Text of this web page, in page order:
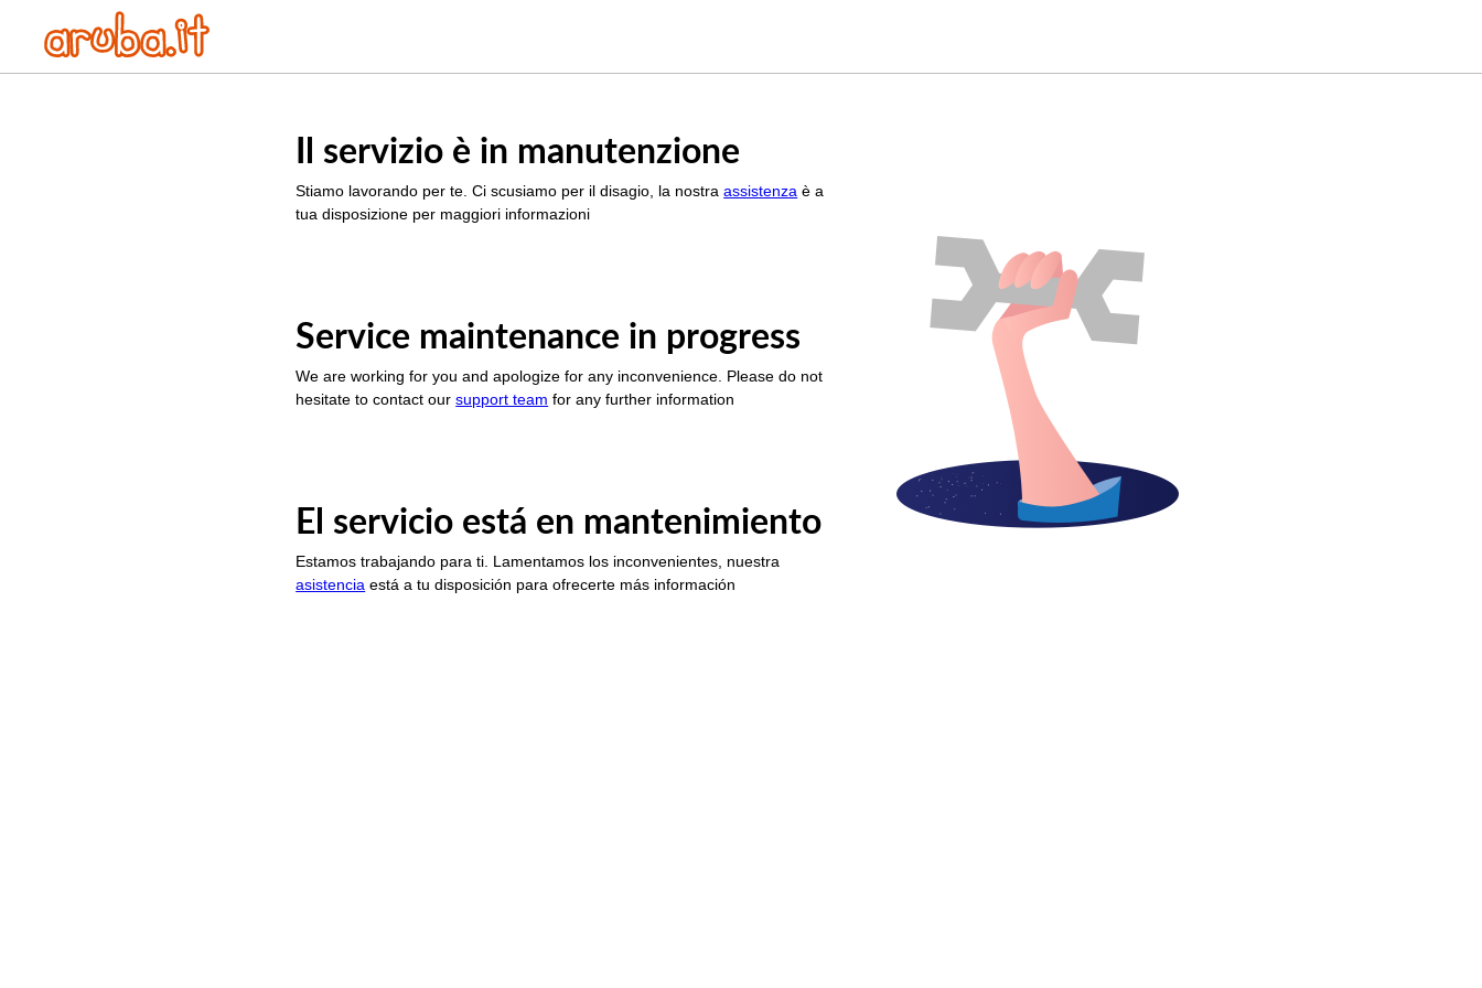
Il servizio è in manutenzione
Stiamo lavorando per te. Ci scusiamo per il disagio, la nostraassistenza è a
tua disposizione per maggiori informazioni
Service maintenance in progress
We are working for you and apologize for any inconvenience. Please do not
hesitate to contact oursupport team for any further information
El servicio está en mantenimiento
Estamos trabajando para ti. Lamentamos los inconvenientes, nuestra
asistencia está a tu disposición para ofrecerte más información